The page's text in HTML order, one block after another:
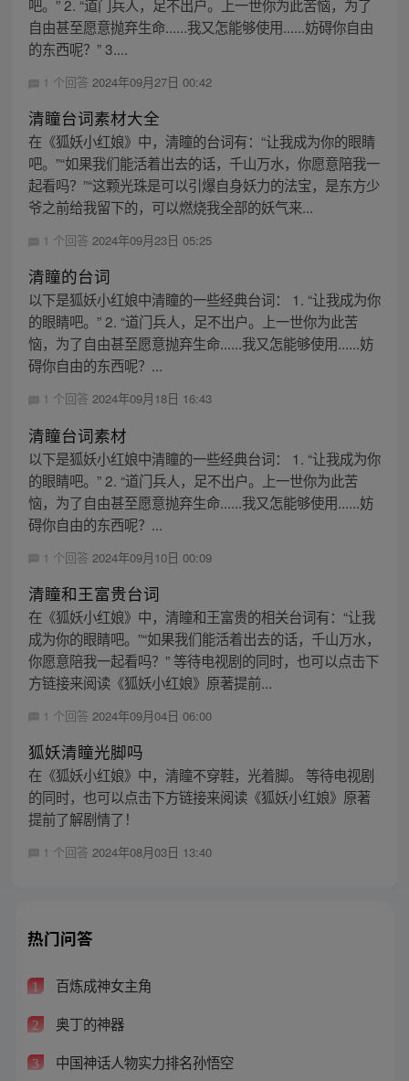
吧。” 2. “道门兵人，足不出户。上一世你为此苦恼，为了
自由甚至愿意抛弃生命......我又怎能够使用......妨碍你自由
的东西呢？” 3....
1 个回答 2024年09月27日 00:42
清瞳台词素材大全
在《狐妖小红娘》中，清瞳的台词有：“让我成为你的眼睛
吧。”“如果我们能活着出去的话，千山万水，你愿意陪我一
起看吗？”“这颗光珠是可以引爆自身妖力的法宝，是东方少
爷之前给我留下的，可以燃烧我全部的妖气来...
1 个回答 2024年09月23日 05:25
清瞳的台词
以下是狐妖小红娘中清瞳的一些经典台词： 1. “让我成为你
的眼睛吧。” 2. “道门兵人，足不出户。上一世你为此苦
恼，为了自由甚至愿意抛弃生命......我又怎能够使用......妨
碍你自由的东西呢？...
1 个回答 2024年09月18日 16:43
清瞳台词素材
以下是狐妖小红娘中清瞳的一些经典台词： 1. “让我成为你
的眼睛吧。” 2. “道门兵人，足不出户。上一世你为此苦
恼，为了自由甚至愿意抛弃生命......我又怎能够使用......妨
碍你自由的东西呢？...
1 个回答 2024年09月10日 00:09
清瞳和王富贵台词
在《狐妖小红娘》中，清瞳和王富贵的相关台词有：“让我
成为你的眼睛吧。”“如果我们能活着出去的话，千山万水，
你愿意陪我一起看吗？” 等待电视剧的同时，也可以点击下
方链接来阅读《狐妖小红娘》原著提前...
1 个回答 2024年09月04日 06:00
狐妖清瞳光脚吗
在《狐妖小红娘》中，清瞳不穿鞋，光着脚。 等待电视剧
的同时，也可以点击下方链接来阅读《狐妖小红娘》原著
提前了解剧情了！
1 个回答 2024年08月03日 13:40
热门问答
1 百炼成神女主角
2 奥丁的神器
3 中国神话人物实力排名孙悟空